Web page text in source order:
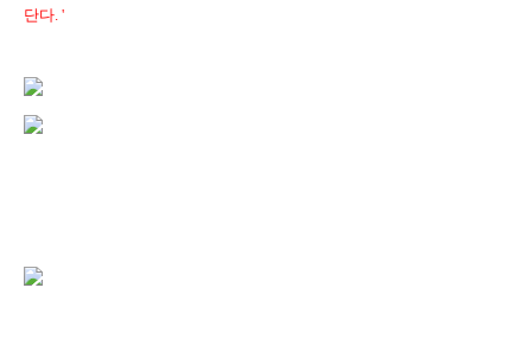
단다. '